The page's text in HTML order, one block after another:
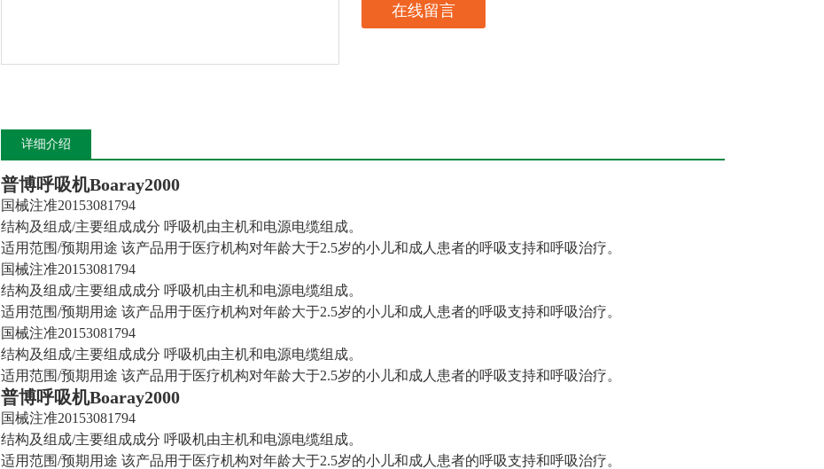
在线留言
详细介绍
普博呼吸机Boaray2000
国械注准20153081794
结构及组成/主要组成成分 呼吸机由主机和电源电缆组成。
适用范围/预期用途 该产品用于医疗机构对年龄大于2.5岁的小儿和成人患者的呼吸支持和呼吸治疗。
国械注准20153081794
结构及组成/主要组成成分 呼吸机由主机和电源电缆组成。
适用范围/预期用途 该产品用于医疗机构对年龄大于2.5岁的小儿和成人患者的呼吸支持和呼吸治疗。
国械注准20153081794
结构及组成/主要组成成分 呼吸机由主机和电源电缆组成。
适用范围/预期用途 该产品用于医疗机构对年龄大于2.5岁的小儿和成人患者的呼吸支持和呼吸治疗。
普博呼吸机Boaray2000
国械注准20153081794
结构及组成/主要组成成分 呼吸机由主机和电源电缆组成。
适用范围/预期用途 该产品用于医疗机构对年龄大于2.5岁的小儿和成人患者的呼吸支持和呼吸治疗。